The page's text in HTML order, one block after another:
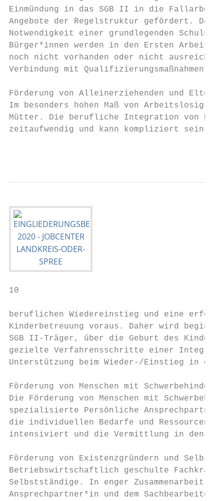
Einmündung in das SGB II in die Fallarbeit
Angebote der Regelstruktur gefördert.
Notwendigkeit einer grundlegenden
Bürger*innen werden in den Ersten
noch nicht vorhanden oder nicht
Verbindung mit Qualifizierungsmaßnahmen,
Förderung von Alleinerziehenden und Eltern
Im besonders hohen Maß von
Mütter. Die berufliche Integration von
zeitaufwendig und kann kompliziert sein.
10
beruflichen Wiedereinstieg und eine
Kinderbetreuung voraus. Daher wird
SGB II-Träger, über die Geburt des
gezielte Verfahrensschritte einer
Unterstützung beim Wieder-/Einstieg in
Förderung von Menschen mit
Die Förderung von Menschen mit
spezialisierte Persönliche
die individuellen Bedarfe und
intensiviert und die Vermittlung in den
Förderung von Existenzgründern und
Betriebswirtschaftlich geschulte
Selbstständige. In enger Zusammenarbeit
Ansprechpartner*in und dem